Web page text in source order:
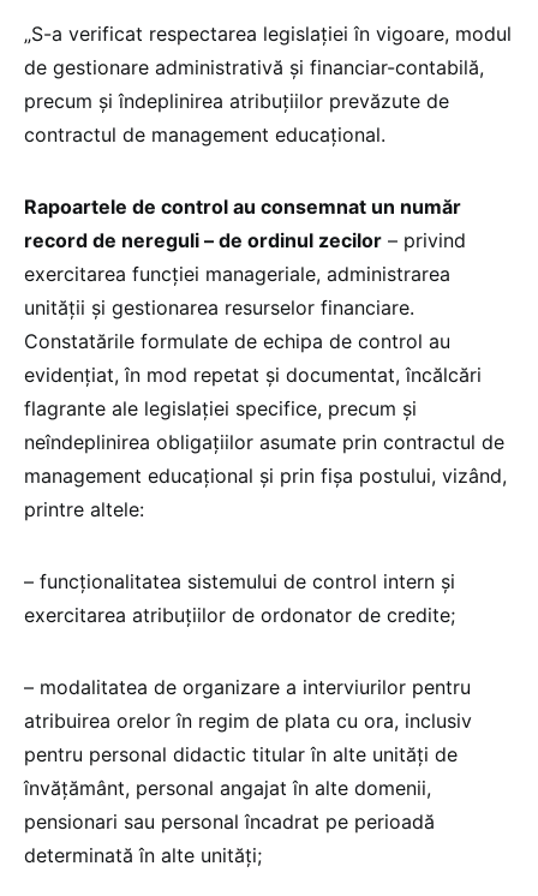
„S-a verificat respectarea legislației în vigoare, modul
de gestionare administrativă și financiar-contabilă,
precum și îndeplinirea atribuțiilor prevăzute de
contractul de management educațional.
Rapoartele de control au consemnat un număr
record de nereguli – de ordinul zecilor – privind
exercitarea funcției manageriale, administrarea
unității și gestionarea resurselor financiare.
Constatările formulate de echipa de control au
evidențiat, în mod repetat și documentat, încălcări
flagrante ale legislației specifice, precum și
neîndeplinirea obligațiilor asumate prin contractul de
management educațional și prin fișa postului, vizând,
printre altele:
– funcționalitatea sistemului de control intern și
exercitarea atribuțiilor de ordonator de credite;
– modalitatea de organizare a interviurilor pentru
atribuirea orelor în regim de plata cu ora, inclusiv
pentru personal didactic titular în alte unități de
învățământ, personal angajat în alte domenii,
pensionari sau personal încadrat pe perioadă
determinată în alte unități;